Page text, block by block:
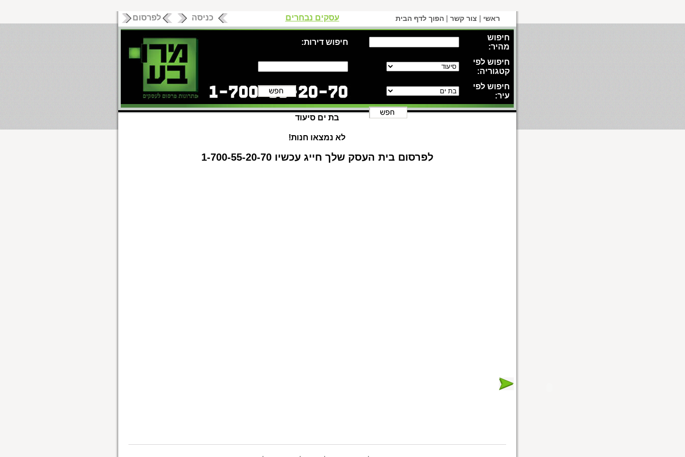
ראשי | צור קשר | הפוך לדף הבית לפרסום כניסה עסקים נבחרים
חיפוש
מהיר:
חיפוש דירות:
חיפוש לפי
קטגוריה:
חיפוש לפי
עיר:
בת ים סיעוד
לא נמצאו חנות!
לפרסום בית העסק שלך חייג עכשיו 1-700-55-20-70